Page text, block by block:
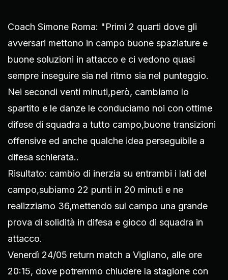
Coach Simone Roma: "Primi 2 quarti dove gli
avversari mettono in campo buone spaziature e
buone soluzioni in attacco e ci vedono quasi
sempre inseguire sia nel ritmo sia nel punteggio.
Nei secondi venti minuti,però, cambiamo lo
spartito e le danze le conduciamo noi con ottime
difese di squadra a tutto campo,buone transizioni
offensive ed anche qualche idea perseguibile a
difesa schierata..
Risultato: cambio di inerzia su entrambi i lati del
campo,subiamo 22 punti in 20 minuti e ne
realizziamo 36,mettendo sul campo una grande
prova di solidità in difesa e gioco di squadra in
attacco.
Venerdì 24/05 return match a Vigliano, alle ore
20:15, dove potremmo chiudere la stagione con